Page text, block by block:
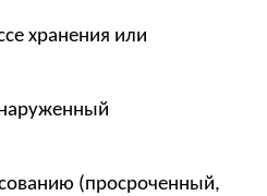
хранения или
(просроченный,